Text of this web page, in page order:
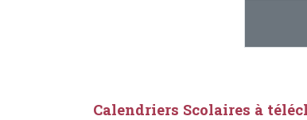
Calendriers Scolaires à